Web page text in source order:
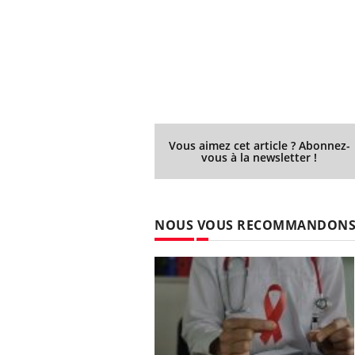
Vous aimez cet article ? Abonnez-
vous à la newsletter !
NOUS VOUS RECOMMANDONS